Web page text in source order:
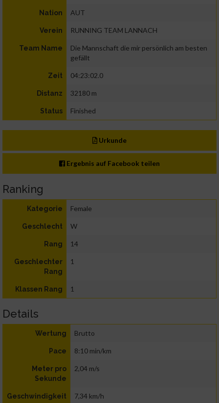
Nation AUT
Verein RUNNING TEAM LANNACH
Team Name
Die Mannschaft die mir persönlich am besten
gefällt
Zeit 04:23:02.0
Distanz 32180 m
Status Finished
Urkunde
Ergebnis auf Facebook teilen
Ranking
Kategorie Female
Geschlecht W
Rang 14
Geschlechter
Rang
1
Klassen Rang 1
Details
Wertung Brutto
Pace 8:10 min/km
Meter pro
Sekunde
2,04 m/s
Geschwindigkeit 7,34 km/h